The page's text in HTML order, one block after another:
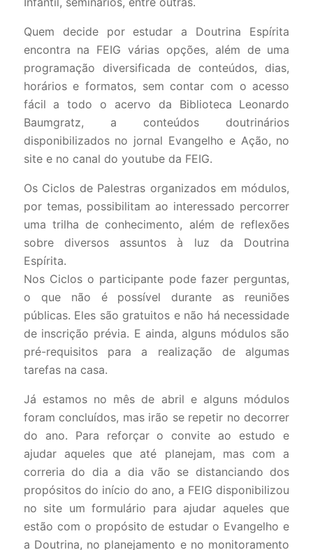
Quem decide por estudar a Doutrina Espírita
encontra na FEIG várias opções, além de uma
programação diversificada de conteúdos, dias,
horários e formatos, sem contar com o acesso
fácil a todo o acervo da Biblioteca Leonardo
Baumgratz, a conteúdos doutrinários
disponibilizados no jornal Evangelho e Ação, no
site e no canal do youtube da FEIG.
Os Ciclos de Palestras organizados em módulos,
por temas, possibilitam ao interessado percorrer
uma trilha de conhecimento, além de reflexões
sobre diversos assuntos à luz da Doutrina
Espírita.
Nos Ciclos o participante pode fazer perguntas,
o que não é possível durante as reuniões
públicas. Eles são gratuitos e não há necessidade
de inscrição prévia. E ainda, alguns módulos são
pré-requisitos para a realização de algumas
tarefas na casa.
Já estamos no mês de abril e alguns módulos
foram concluídos, mas irão se repetir no decorrer
do ano. Para reforçar o convite ao estudo e
ajudar aqueles que até planejam, mas com a
correria do dia a dia vão se distanciando dos
propósitos do início do ano, a FEIG disponibilizou
no site um formulário para ajudar aqueles que
estão com o propósito de estudar o Evangelho e
a Doutrina, no planejamento e no monitoramento